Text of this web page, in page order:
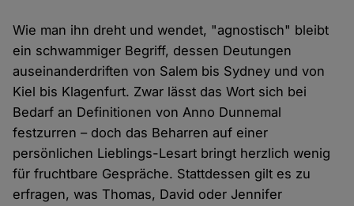
Wie man ihn dreht und wendet, "agnostisch" bleibt
ein schwammiger Begriff, dessen Deutungen
auseinanderdriften von Salem bis Sydney und von
Kiel bis Klagenfurt. Zwar lässt das Wort sich bei
Bedarf an Definitionen von Anno Dunnemal
festzurren – doch das Beharren auf einer
persönlichen Lieblings-Lesart bringt herzlich wenig
für fruchtbare Gespräche. Stattdessen gilt es zu
erfragen, was Thomas, David oder Jennifer